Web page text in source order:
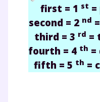
first = 1 st
second = 2 nd
third = 3 rd =
fourth = 4 th
fifth = 5 th =